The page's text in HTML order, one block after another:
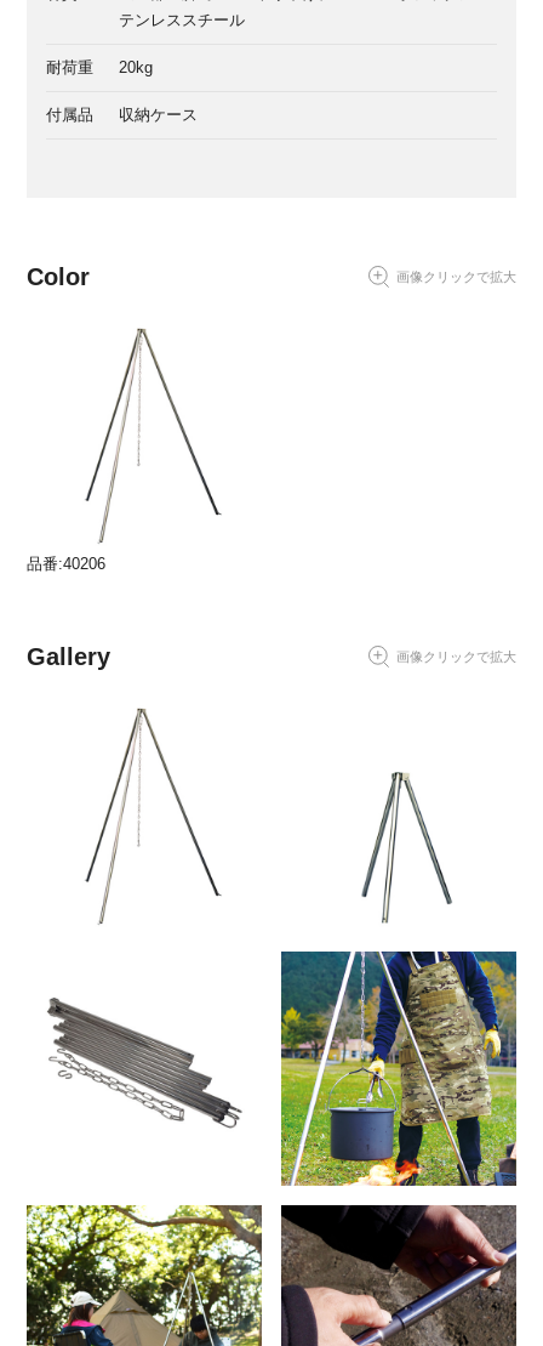
テンレススチール
耐荷重 20kg
付属品 収納ケース
Color 画像クリックで拡大
品番:40206
Gallery 画像クリックで拡大